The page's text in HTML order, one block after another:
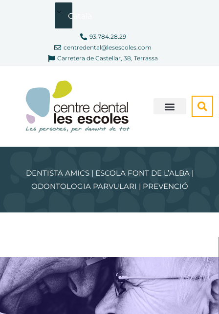
Català
93.784.28.29
centredental@lesescoles.com
Carretera de Castellar, 38, Terrassa
DENTISTA AMICS | ESCOLA FONT DE L’ALBA |
ODONTOLOGIA PARVULARI | PREVENCIÓ